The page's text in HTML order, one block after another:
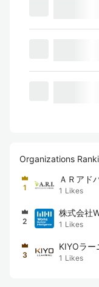
Organizations
1
ＡＲアド
1 Likes
2
株式会社
1 Likes
3
KIYOラー
1 Likes